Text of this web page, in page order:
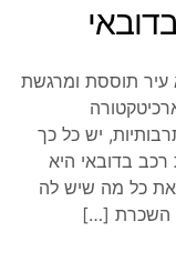
עיר תוססת ומרגשת
יש כל כך
בדובאי היא
כל מה שיש לה
השכרת […]